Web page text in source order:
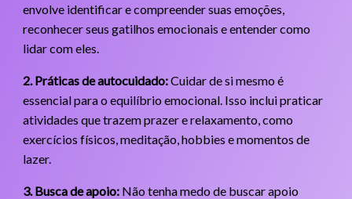
envolve identificar e compreender suas emoções,
reconhecer seus gatilhos emocionais e entender como
lidar com eles.
2. Práticas de autocuidado:Cuidar de si mesmo é
essencial para o equilíbrio emocional. Isso inclui praticar
atividades que trazem prazer e relaxamento, como
exercícios físicos, meditação, hobbies e momentos de
lazer.
3. Busca de apoio:Não tenha medo de buscar apoio